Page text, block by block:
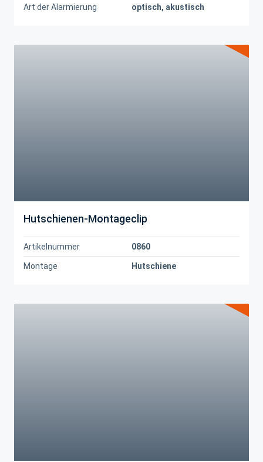
Art der Alarmierung optisch, akustisch
Hutschienen-Montageclip
Artikelnummer 0860
Montage Hutschiene